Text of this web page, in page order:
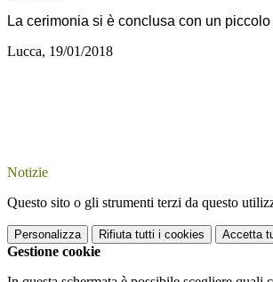
La cerimonia si è conclusa con un
Lucca, 19/01/2018
Notizie
Questo sito o gli strumenti terzi da questo
Personalizza Rifiuta tutti i cookies Accetta
Gestione cookie